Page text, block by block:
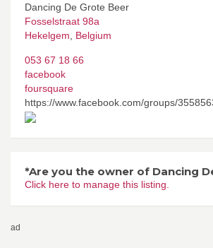
Dancing De Grote Beer
Fosselstraat 98a
Hekelgem
Belgium
053 67 18 66
facebook
foursquare
https://www.facebook.com/groups/
*Are you the owner of Dancing
Click here to manage this listing.
ad